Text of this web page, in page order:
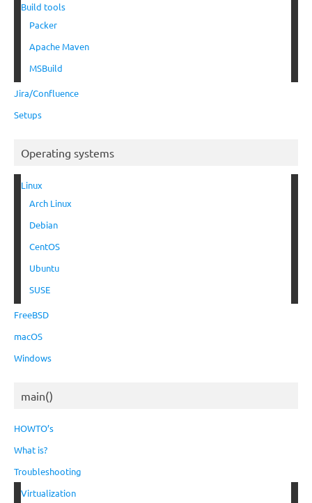
Build tools
Packer
Apache Maven
MSBuild
Jira/Confluence
Setups
Operating systems
Linux
Arch Linux
Debian
CentOS
Ubuntu
SUSE
FreeBSD
macOS
Windows
main()
HOWTO’s
What is?
Troubleshooting
Virtualization